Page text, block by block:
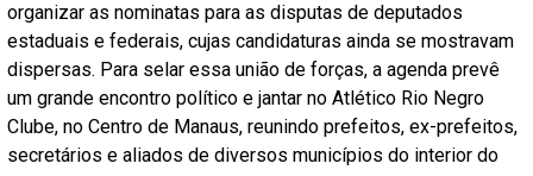
organizar as nominatas para as disputas de deputados
estaduais e federais, cujas candidaturas ainda se mostravam
dispersas. Para selar essa união de forças, a agenda prevê
um grande encontro político e jantar no Atlético Rio Negro
Clube, no Centro de Manaus, reunindo prefeitos, ex-prefeitos,
secretários e aliados de diversos municípios do interior do